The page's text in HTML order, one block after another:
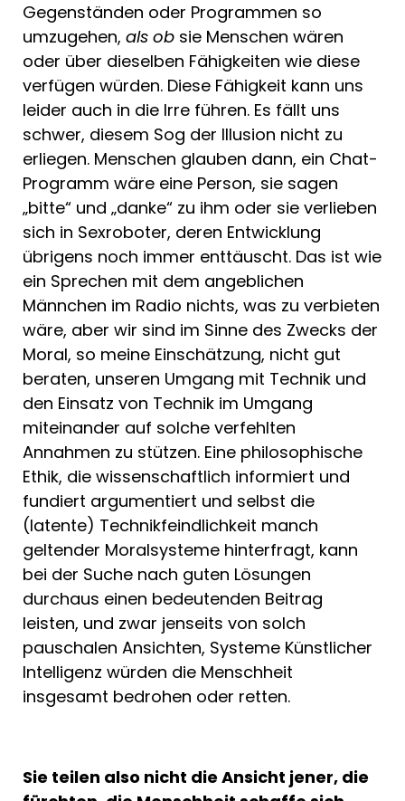
Gegenständen oder Programmen so
umzugehen, als ob sie Menschen wären
oder über dieselben Fähigkeiten wie diese
verfügen würden. Diese Fähigkeit kann uns
leider auch in die Irre führen. Es fällt uns
schwer, diesem Sog der Illusion nicht zu
erliegen. Menschen glauben dann, ein Chat-
Programm wäre eine Person, sie sagen
„bitte“ und „danke“ zu ihm oder sie verlieben
sich in Sexroboter, deren Entwicklung
übrigens noch immer enttäuscht. Das ist wie
ein Sprechen mit dem angeblichen
Männchen im Radio nichts, was zu verbieten
wäre, aber wir sind im Sinne des Zwecks der
Moral, so meine Einschätzung, nicht gut
beraten, unseren Umgang mit Technik und
den Einsatz von Technik im Umgang
miteinander auf solche verfehlten
Annahmen zu stützen. Eine philosophische
Ethik, die wissenschaftlich informiert und
fundiert argumentiert und selbst die
(latente) Technikfeindlichkeit manch
geltender Moralsysteme hinterfragt, kann
bei der Suche nach guten Lösungen
durchaus einen bedeutenden Beitrag
leisten, und zwar jenseits von solch
pauschalen Ansichten, Systeme Künstlicher
Intelligenz würden die Menschheit
insgesamt bedrohen oder retten.
Sie teilen also nicht die Ansicht jener, die